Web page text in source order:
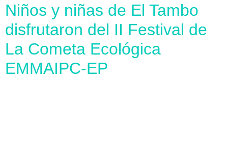
Niños y niñas de El Tambo
disfrutaron del II Festival de
La Cometa Ecológica
EMMAIPC-EP